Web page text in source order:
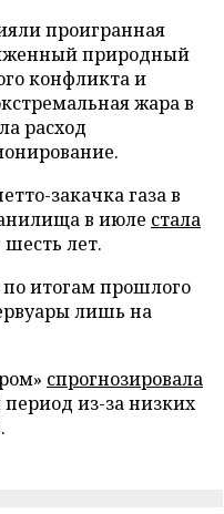
проигранная
природный
конфликта и
жара в
расход
закачка газа в
в июле стала
лет.
итогам прошлого
лишь на
спрогнозировала
из-за низких